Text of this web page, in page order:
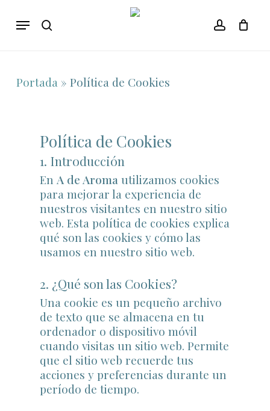
search account
Menu
Portada » Política de Cookies
Política de Cookies
1. Introducción
EnA de Aromautilizamos cookies
para mejorar la experiencia de
nuestros visitantes en nuestro sitio
web. Esta política de cookies explica
qué son las cookies y cómo las
usamos en nuestro sitio web.
2. ¿Qué son las Cookies?
Una cookie es un pequeño archivo
de texto que se almacena en tu
ordenador o dispositivo móvil
cuando visitas un sitio web. Permite
que el sitio web recuerde tus
acciones y preferencias durante un
período de tiempo.